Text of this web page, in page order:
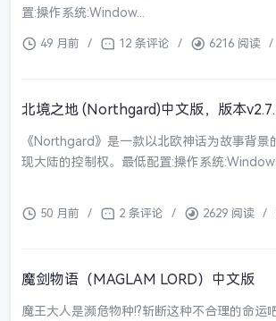
置:操作系统:Window...
49 月前 / 12 条评论 / 6216 阅读 /
北境之地 (Northgard)中文版，版本
《Northgard》是一款以北欧神话为故事背
现大陆的控制权。最低配置:操作系统
50 月前 / 2 条评论 / 2629 阅读 /
魔剑物语（MAGLAM LORD）中文版
魔王大人是濒危物种!?斩断这种不合理的命运